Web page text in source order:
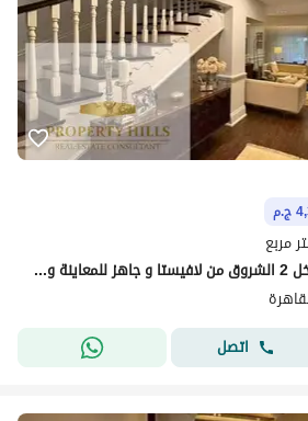
توين هاوس 250م في مدخل 2 الشروق من لافيستا و جاهز للمعاينة والاستلام فورا بمجرد التعاقد و هبيعه بأقل من سعره الاصلي
اتصل